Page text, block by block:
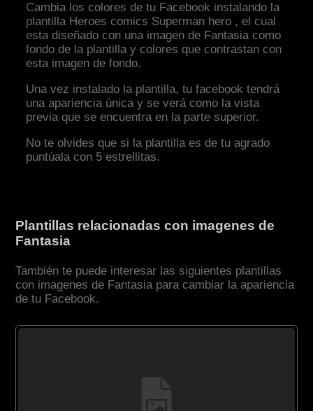
Cambia los colores de tu Facebook instalando la
plantilla Heroes comics Superman hero , el cual
esta diseñado con una imagen de Fantasia como
fondo de la plantilla y colores que contrastan con
esta imagen de fondo.
Una vez instalado la plantilla, tu facebook tendrá
una apariencia única y se verá como la vista
previa que se encuentra en la parte superior.
No te olvides que si la plantilla es de tu agrado
puntúala con 5 estrellitas.
Plantillas relacionadas con imagenes de
Fantasia
También te puede interesar las siguientes plantillas
con imagenes de Fantasia para cambiar la apariencia
de tu Facebook.